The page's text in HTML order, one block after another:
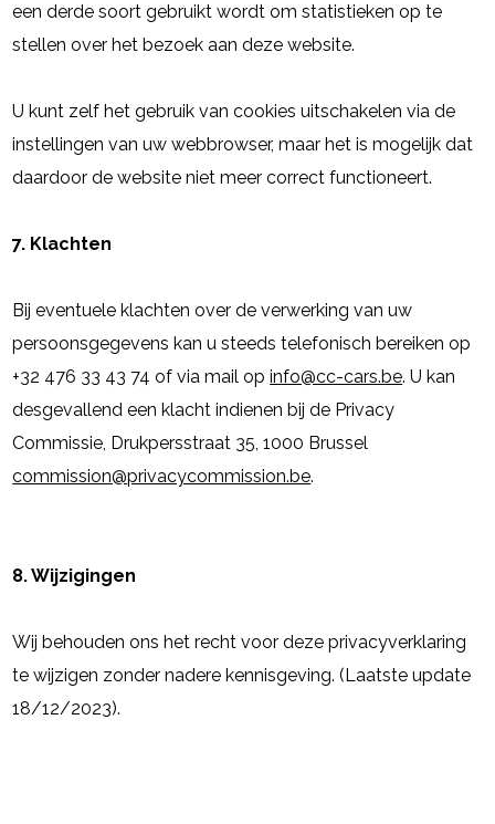
een derde soort gebruikt wordt om statistieken op te
stellen over het bezoek aan deze website.
U kunt zelf het gebruik van cookies uitschakelen via de
instellingen van uw webbrowser, maar het is mogelijk dat
daardoor de website niet meer correct functioneert.
7. Klachten
Bij eventuele klachten over de verwerking van uw
persoonsgegevens kan u steeds telefonisch bereiken op
+32 476 33 43 74 of via mail opinfo@cc-cars.be. U kan
desgevallend een klacht indienen bij de Privacy
Commissie, Drukpersstraat 35, 1000 Brussel
commission@privacycommission.be.
8. Wijzigingen
Wij behouden ons het recht voor deze privacyverklaring
te wijzigen zonder nadere kennisgeving. (Laatste update
18/12/2023).